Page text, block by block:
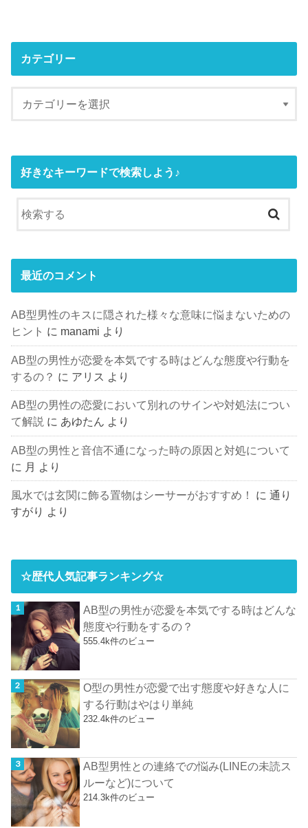
カテゴリー
好きなキーワードで検索しよう♪
最近のコメント
AB型男性のキスに隠された様々な意味に悩まないための
ヒント に manami より
AB型の男性が恋愛を本気でする時はどんな態度や行動を
するの？ に アリス より
AB型の男性の恋愛において別れのサインや対処法につい
て解説 に あゆたん より
AB型の男性と音信不通になった時の原因と対処について
に 月 より
風水では玄関に飾る置物はシーサーがおすすめ！ に通り
すがり より
☆歴代人気記事ランキング☆
AB型の男性が恋愛を本気でする時はどんな
態度や行動をするの？
555.4k件のビュー
O型の男性が恋愛で出す態度や好きな人に
する行動はやはり単純
232.4k件のビュー
AB型男性との連絡での悩み(LINEの未読ス
ルーなど)について
214.3k件のビュー